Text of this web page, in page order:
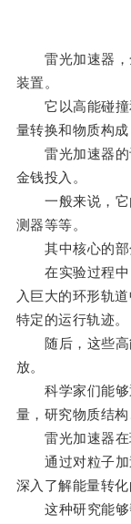
雷光加速器，
装置。
它以高能碰撞
量转换和物质构
雷光加速器的
金钱投入。
一般来说，它
测器等等。
其中核心的部
在实验过程中
入巨大的环形轨
特定的运行轨迹。
随后，这些高
放。
科学家们能够
量，研究物质结
雷光加速器在
通过对粒子加
深入了解能量转
这种研究能够